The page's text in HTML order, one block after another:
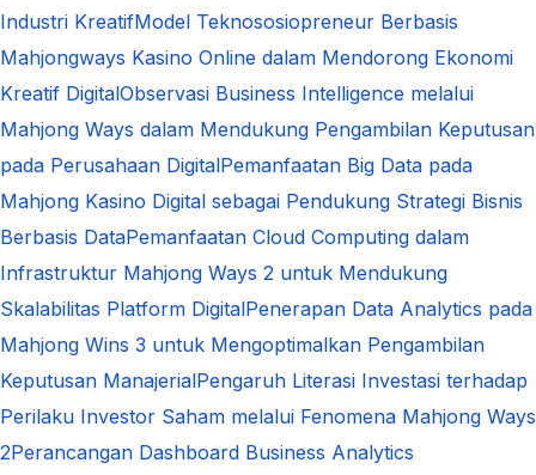
Industri KreatifModel Teknososiopreneur Berbasis
Mahjongways Kasino Online dalam Mendorong Ekonomi
Kreatif DigitalObservasi Business Intelligence melalui
Mahjong Ways dalam Mendukung Pengambilan Keputusan
pada Perusahaan DigitalPemanfaatan Big Data pada
Mahjong Kasino Digital sebagai Pendukung Strategi Bisnis
Berbasis DataPemanfaatan Cloud Computing dalam
Infrastruktur Mahjong Ways 2 untuk Mendukung
Skalabilitas Platform DigitalPenerapan Data Analytics pada
Mahjong Wins 3 untuk Mengoptimalkan Pengambilan
Keputusan ManajerialPengaruh Literasi Investasi terhadap
Perilaku Investor Saham melalui Fenomena Mahjong Ways
2Perancangan Dashboard Business Analytics